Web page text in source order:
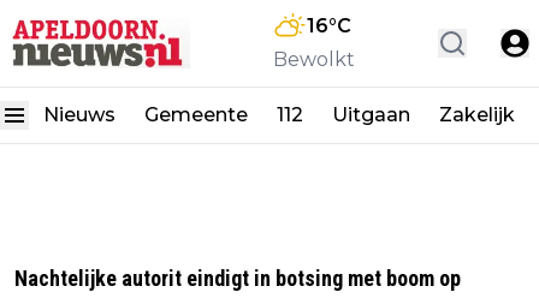
16°C
Bewolkt
Nieuws Gemeente 112 Uitgaan Zakelijk
Nachtelijke autorit eindigt in botsing met boom op